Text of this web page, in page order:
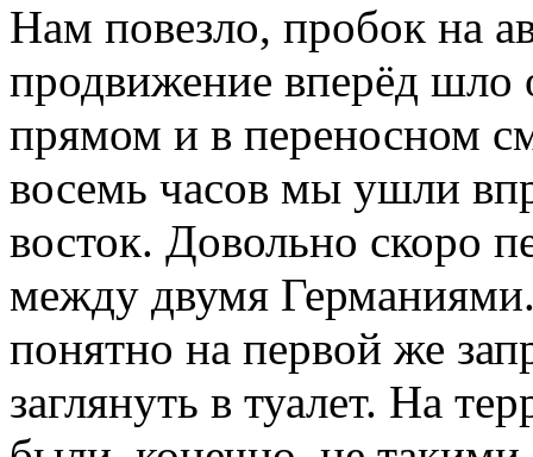
Нам повезло, пробок на
продвижение вперёд шло
прямом и в переносном
восемь часов мы ушли
восток. Довольно скоро
между двумя
понятно на первой же
заглянуть в туалет. На